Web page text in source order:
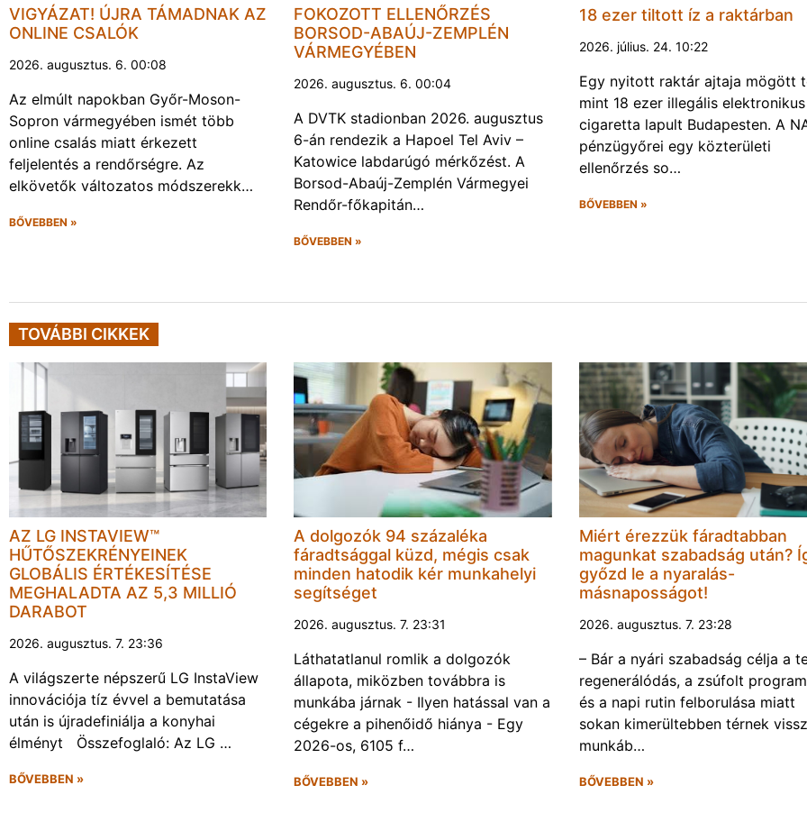
VIGYÁZAT! ÚJRA TÁMADNAK AZ
ONLINE CSALÓK
2026. augusztus. 6. 00:08
Az elmúlt napokban Győr-Moson-
Sopron vármegyében ismét több
online csalás miatt érkezett
feljelentés a rendőrségre. Az
elkövetők változatos módszerekk…
BŐVEBBEN »
FOKOZOTT ELLENŐRZÉS
BORSOD-ABAÚJ-ZEMPLÉN
VÁRMEGYÉBEN
2026. augusztus. 6. 00:04
A DVTK stadionban 2026. augusztus
6-án rendezik a Hapoel Tel Aviv –
Katowice labdarúgó mérkőzést. A
Borsod-Abaúj-Zemplén Vármegyei
Rendőr-főkapitán…
BŐVEBBEN »
18 ezer tiltott íz a raktárban
2026. július. 24. 10:22
Egy nyitott raktár ajtaja mögött
mint 18 ezer illegális elektronikus
cigaretta lapult Budapesten. A
pénzügyőrei egy közterületi
ellenőrzés so…
BŐVEBBEN »
TOVÁBBI CIKKEK
AZ LG INSTAVIEW™
HŰTŐSZEKRÉNYEINEK
GLOBÁLIS ÉRTÉKESÍTÉSE
MEGHALADTA AZ 5,3 MILLIÓ
DARABOT
2026. augusztus. 7. 23:36
A világszerte népszerű LG InstaView
innovációja tíz évvel a bemutatása
után is újradefiniálja a konyhai
élményt Összefoglaló: Az LG …
BŐVEBBEN »
A dolgozók 94 százaléka
fáradtsággal küzd, mégis csak
minden hatodik kér munkahelyi
segítséget
2026. augusztus. 7. 23:31
Láthatatlanul romlik a dolgozók
állapota, miközben továbbra is
munkába járnak - Ilyen hatással van a
cégekre a pihenőidő hiánya - Egy
2026-os, 6105 f…
BŐVEBBEN »
Miért érezzük fáradtabban
magunkat szabadság után?
győzd le a nyaralás-
másnaposságot!
2026. augusztus. 7. 23:28
– Bár a nyári szabadság célja a
regenerálódás, a zsúfolt
és a napi rutin felborulása miatt
sokan kimerültebben térnek
munkáb…
BŐVEBBEN »